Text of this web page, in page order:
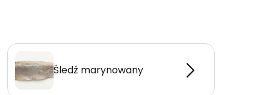
Śledź marynowany